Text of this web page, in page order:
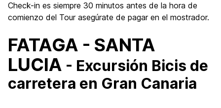
Check-in es siempre 30 minutos antes de la hora de
comienzo del Tour asegúrate de pagar en el mostrador.
FATAGA - SANTA
LUCIA - Excursión Bicis de
carretera en Gran Canaria